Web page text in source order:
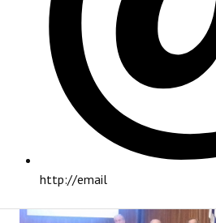
http://email
INSTITUCIONAL